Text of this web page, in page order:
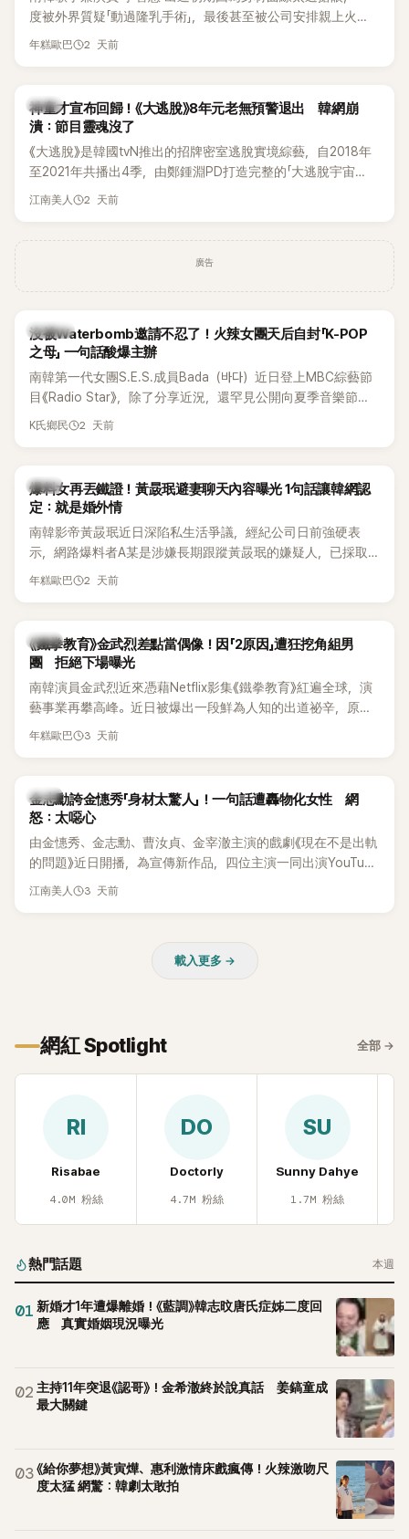
度被外界質疑「動過隆乳手術」，最後甚至被公司安排親上火
線，召開前所未見的「泳裝記者會」澄清。這場記者會後來還被
熱議。 2日播出的 SBS 綜藝節目《我的經紀人太難搞－秘書
鎮》，邀請同時兼顧工作與育兒的演藝圈代表「媽媽群」——李智
惠、李賢怡、李恩亨，以第13位「My Star」身分登場，分享最真
實的生活日常。 節目一開始，李瑞鎮 率先與李智惠會合，兩人
邊搭車邊聊天，氣氛輕鬆。聊到最近的新聞，李瑞鎮突然直球
發問：「妳不是上新聞了？說妳去做整形？是人中縮短手術嗎？」
惠也毫不閃躲，淡定接招，兩人鬥嘴默契十足。 話題接著一路
延燒到過去的爭議。李瑞鎮脫口補刀：「妳以前不是還在游泳池
當年情況，李智惠終於鬆口坦言，當時確實被質疑動過隆胸手
術。她回憶：「拍了比基尼照片之後，就開始被說是不是去隆乳
了。」為了澄清誤會，她只好親自站出來說清楚。 李智惠進一步
解釋，當時隆胸手術幾乎只有「腋下切開」一種方式，「所以我就
想，既然一直說我有做，那我乾脆把腋下給大家看，證明我根
召開了一場泳裝記者招待會。當時她穿著比基尼站在一排攝影
機前，面對媒體擺出各種姿勢，畫面至今仍被網友津津樂道。
這段為平息爭議、直接公開腋下畫面自證清白的往事再度被提
起，節目現場立刻充滿驚呼聲與笑聲，也再次讓人見識到她面
對流言時「豁出去」的直率性格。其實她過去也曾在 SBS 節目
《脫掉鞋子恢單4Men》 中，親自公開那張當年引發話題的「腋下
員身分出道，該團在 2000 年代初期紅極一時，由李智惠、徐
智英兩位女成員，以及張錫炫、Chris Kim 兩位男成員組成。不
過後來爆出長達四年的團內霸凌風波，甚至傳出徐智英母親對
李智惠言語辱罵、動手等爭議，最終團體於 2002 年解散。 團
體解散後，李智惠轉型 solo，靠著綜藝與歌唱實力持續活躍演
藝圈。據悉，她當年能加入 S#arp，也與 李尚敏 的賞識有關。
感情方面，李智惠於 2017 年與圈外男友結婚，婚後育有兩個
目，她經營的 YouTube 頻道也即將突破百萬訂閱，近年內容深
受網友喜愛，再度迎來事業第二春。
年糕歐巴 2 天前
韓星
神童才宣布回歸！《大逃脫》8年元老無預警退出 韓網崩
潰：節目靈魂沒了
《大逃脫》是韓國tvN推出的招牌密室逃脫實境綜藝，自2018年
至2021年共播出4季，由鄭鍾淵PD打造完整的「大逃脫宇宙
（DTCU）」，憑藉燒腦劇情、電影級場景與龐大世界觀，累積
江南美人 2 天前
廣告
K-POP
沒被Waterbomb邀請不忍了！火辣女團天后自封「K-POP
之母」 一句話酸爆主辦
南韓第一代女團S.E.S.成員Bada（바다）近日登上MBC綜藝節
目《Radio Star》，除了分享近況，還罕見公開向夏季音樂節
Waterbomb喊話，笑稱自己至今從未受邀演出，更幽默表示：
K氏鄉民 2 天前
韓星
爆料女再丟鐵證！黃晸珉避妻聊天內容曝光 1句話讓韓網認
定：就是婚外情
南韓影帝黃晸珉近日深陷私生活爭議，經紀公司日前強硬表
示，網路爆料者A某是涉嫌長期跟蹤黃晸珉的嫌疑人，已採取
法律行動。不過，A某並未因此停止發聲，5日再度透過社群平
年糕歐巴 2 天前
韓星
《鐵拳教育》金武烈差點當偶像！因「2原因」遭狂挖角組男
團 拒絕下場曝光
南韓演員金武烈近來憑藉Netflix影集《鐵拳教育》紅遍全球，演
藝事業再攀高峰。近日被爆出一段鮮為人知的出道祕辛，原來
他當年差點不是以演員身分出道，而是成為男團偶像的一員。
年糕歐巴 3 天前
韓星
金志勳誇金憓秀「身材太驚人」！一句話遭轟物化女性 網
怒：太噁心
由金憓秀、金志勳、曹汝貞、金宰澈主演的戲劇《現在不是出軌
的問題》近日開播，為宣傳新作品，四位主演一同出演YouTube
節目，不料訪談中的一段發言卻意外掀起爭議。不少網友認
江南美人 3 天前
載入更多 →
網紅 Spotlight 全部 →
RI
Risabae
4.0M 粉絲
DO
Doctorly
4.7M 粉絲
SU
Sunny Dahye
1.7M 粉絲
熱門話題 本週
01 新婚才1年遭爆離婚！《藍調》韓志旼唐氏症姊二度回
應 真實婚姻現況曝光
02 主持11年突退《認哥》！金希澈終於說真話 姜鎬童成
最大關鍵
03《給你夢想》黃寅燁、惠利激情床戲瘋傳！火辣激吻尺
度太猛 網驚：韓劇太敢拍